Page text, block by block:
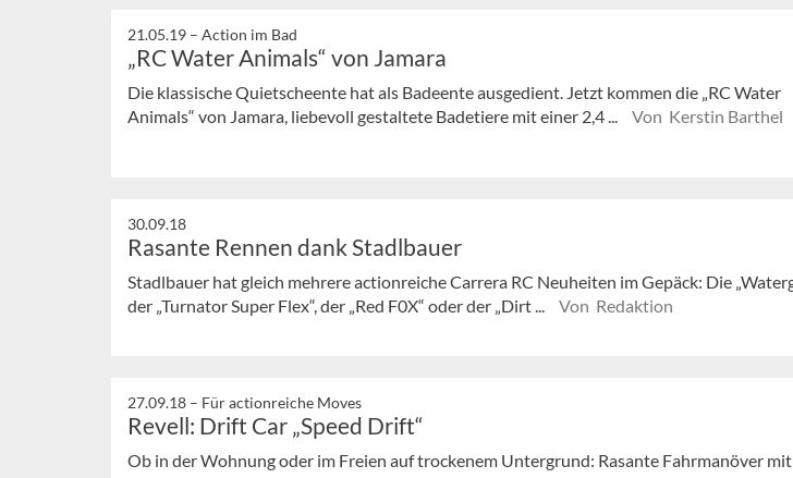
21.05.19 – Action im Bad
„RC Water Animals“ von Jamara
Die klassische Quietscheente hat als Badeente ausgedient. Jetzt kommen die „RC Water
Animals“ von Jamara, liebevoll gestaltete Badetiere mit einer 2,4 ...
Von Kerstin Barthel
30.09.18
Rasante Rennen dank Stadlbauer
Stadlbauer hat gleich mehrere actionreiche Carrera RC Neuheiten im Gepäck: Die
der „Turnator Super Flex“, der „Red F0X“ oder der „Dirt ...
Von Redaktion
27.09.18 – Für actionreiche Moves
Revell: Drift Car „Speed Drift“
Ob in der Wohnung oder im Freien auf trockenem Untergrund: Rasante Fahrmanöver